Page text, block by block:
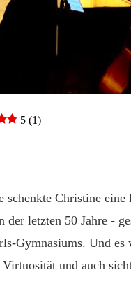
5 (1)
schenkte Christine
letzten 50 Jahre -
Gymnasiums. Und es
und auch